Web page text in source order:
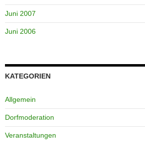
Juni 2007
Juni 2006
KATEGORIEN
Allgemein
Dorfmoderation
Veranstaltungen